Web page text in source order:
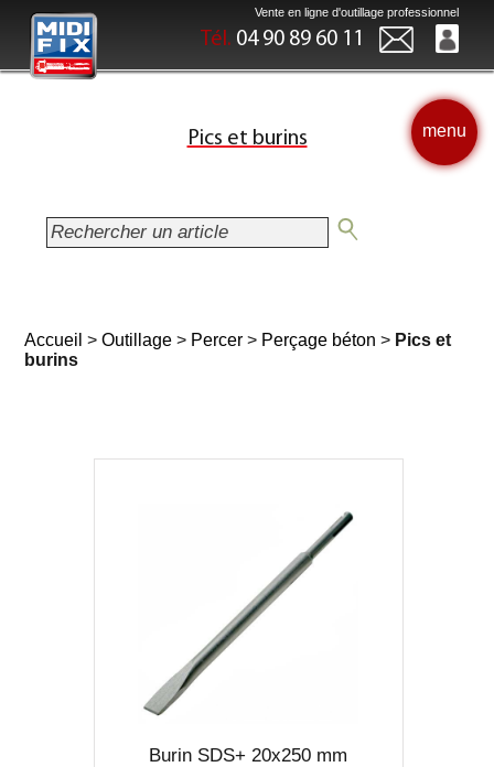
Vente en ligne d'outillage professionnel
Tél. 04 90 89 60 11
menu
Pics et burins
Accueil >Outillage > Percer > Perçage béton > Pics et
burins
Burin SDS+ 20x250 mm